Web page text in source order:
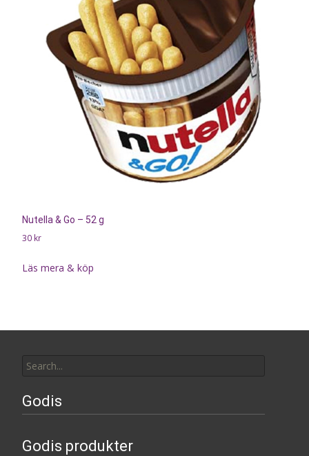
Nutella & Go – 52 g
30 kr
Läs mera & köp
for:
Godis
Godis produkter